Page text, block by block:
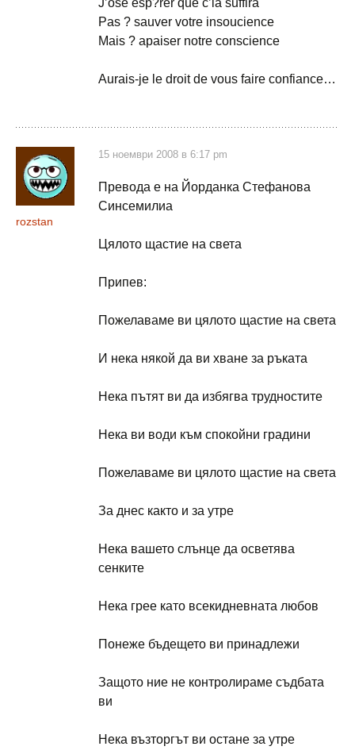
J’ose esp?rer que c’la suffira
Pas ? sauver votre insoucience
Mais ? apaiser notre conscience
Aurais-je le droit de vous faire confiance…
rozstan
15 ноември 2008 в 6:17 pm
Превода е на Йорданка Стефанова
Синсемилиа
Цялото щастие на света
Припев:
Пожелаваме ви цялото щастие на света
И нека някой да ви хване за ръката
Нека пътят ви да избягва трудностите
Нека ви води към спокойни градини
Пожелаваме ви цялото щастие на света
За днес както и за утре
Нека вашето слънце да осветява
сенките
Нека грее като всекидневната любов
Понеже бъдещето ви принадлежи
Защото ние не контролираме съдбата
ви
Нека възторгът ви остане за утре